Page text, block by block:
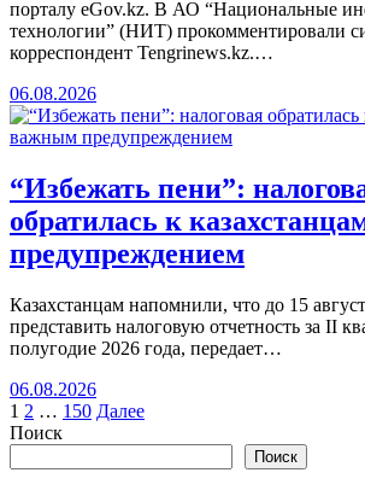
порталу eGov.kz. В АО “Национальные
технологии” (НИТ) прокомментировали
корреспондент Tengrinews.kz.…
06.08.2026
“Избежать пени”:
обратилась к
предупреждением
Казахстанцам напомнили, что до 15
представить налоговую отчетность за II
полугодие 2026 года, передает…
06.08.2026
Пагинация
записей
1 2 … 150 Далее
Поиск
Поиск